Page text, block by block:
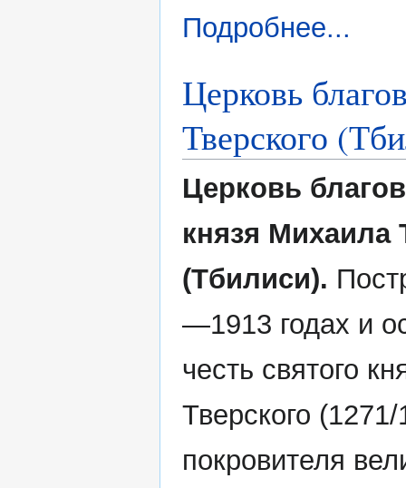
Подробнее...
Церковь
Тверского
Церковь
князя Михаила
(Тбилиси).
—1913 годах и
честь святого
Тверского
покровителя